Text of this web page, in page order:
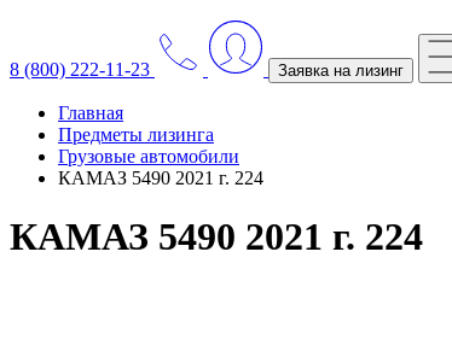
8 (800) 222-11-23 Заявка на лизинг
Главная
Предметы лизинга
Грузовые автомобили
КАМАЗ 5490 2021 г. 224
КАМАЗ 5490 2021 г. 224